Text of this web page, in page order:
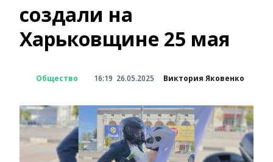
создали на
Харьковщине 25 мая
Общество 16:19 26.05.2025 Виктория Яковенко